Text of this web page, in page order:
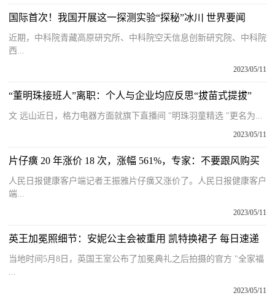
国际首次！我国开展这一探测实验“探秘”冰川 世界要闻
近期，中科院青藏高原研究所、中科院空天信息创新研究院、中科院
西...
2023/05/11
“董明珠接班人”离职：个人与企业均应反思“拔苗式提拔”
文 远山近日，格力电器方面就旗下直播间 "明珠羽童精选 "更名为...
2023/05/11
片仔癀 20 年涨价 18 次，涨幅 561%，专家：不要跟风购买
人民日报健康客户端记者王振雅片仔癀又涨价了。人民日报健康客户
端...
2023/05/11
英王加冕照细节：安妮公主会被重用 凯特换裙子 每日速递
当地时间5月8日，英国王室公布了加冕典礼之后拍摄的官方 "全家福
...
2023/05/11